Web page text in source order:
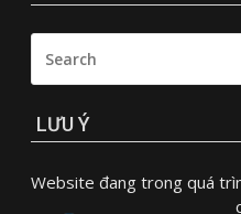
FOR:
LƯU Ý
Website đang trong quá